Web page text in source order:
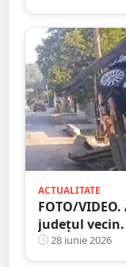
că au ales
ACTUALITATE
FOTO/
județul
un stâlp cu
28 iunie 2026